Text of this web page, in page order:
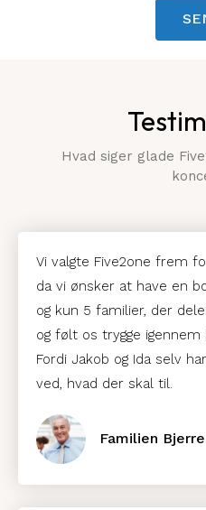
Hvad siger glade
Vi valgte Five2one frem
da vi ønsker at have en
og kun 5 familier, der
og følt os trygge
Fordi Jakob og Ida selv
ved, hvad der skal til.
Familien Bjerre